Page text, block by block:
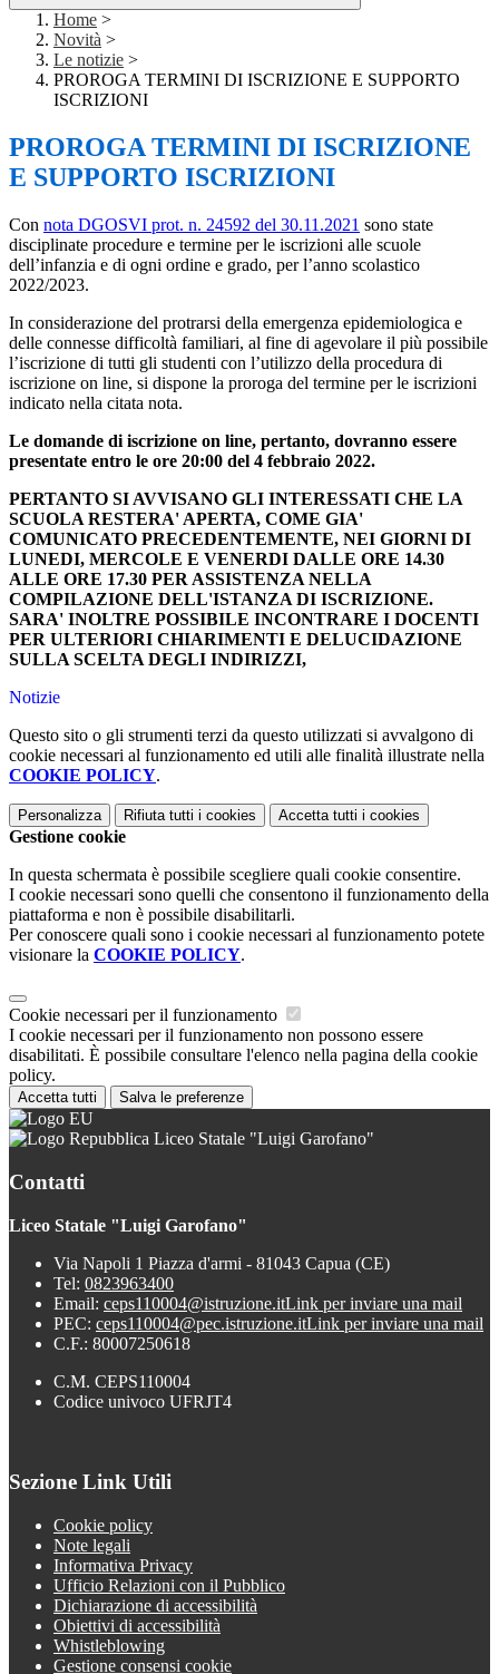
Home >
Novità >
Le notizie >
PROROGA TERMINI DI ISCRIZIONE E SUPPORTO
ISCRIZIONI
PROROGA TERMINI DI ISCRIZIONE
E SUPPORTO ISCRIZIONI
Con nota DGOSVI prot. n. 24592 del 30.11.2021 sono state
disciplinate procedure e termine per le iscrizioni alle scuole
dell’infanzia e di ogni ordine e grado, per l’anno scolastico
2022/2023.
In considerazione del protrarsi della emergenza epidemiologica e
delle connesse difficoltà familiari, al fine di agevolare il più possibile
l’iscrizione di tutti gli studenti con l’utilizzo della procedura di
iscrizione on line, si dispone la proroga del termine per le iscrizioni
indicato nella citata nota.
Le domande di iscrizione on line, pertanto, dovranno essere
presentate entro le ore 20:00 del 4 febbraio 2022.
PERTANTO SI AVVISANO GLI INTERESSATI CHE LA
SCUOLA RESTERA' APERTA, COME GIA'
COMUNICATO PRECEDENTEMENTE, NEI GIORNI DI
LUNEDI, MERCOLE E VENERDI DALLE ORE 14.30
ALLE ORE 17.30 PER ASSISTENZA NELLA
COMPILAZIONE DELL'ISTANZA DI ISCRIZIONE.
SARA' INOLTRE POSSIBILE INCONTRARE I DOCENTI
PER ULTERIORI CHIARIMENTI E DELUCIDAZIONE
SULLA SCELTA DEGLI INDIRIZZI,
Notizie
Questo sito o gli strumenti terzi da questo utilizzati si avvalgono di
cookie necessari al funzionamento ed utili alle finalità illustrate nella
COOKIE POLICY.
Personalizza Rifiuta tutti i cookies Accetta tutti i cookies
Gestione cookie
In questa schermata è possibile scegliere quali cookie consentire.
I cookie necessari sono quelli che consentono il funzionamento della
piattaforma e non è possibile disabilitarli.
Per conoscere quali sono i cookie necessari al funzionamento potete
visionare la COOKIE POLICY.
Cookie necessari per il funzionamento
I cookie necessari per il funzionamento non possono essere
disabilitati. È possibile consultare l'elenco nella pagina della cookie
policy.
Accetta tutti Salva le preferenze
Liceo Statale "Luigi Garofano"
Contatti
Liceo Statale "Luigi Garofano"
Via Napoli 1 Piazza d'armi - 81043 Capua (CE)
Tel: 0823963400
Email: ceps110004@istruzione.itLink per inviare una mail
PEC: ceps110004@pec.istruzione.itLink per inviare una mail
C.F.: 80007250618
C.M. CEPS110004
Codice univoco UFRJT4
Sezione Link Utili
Cookie policy
Note legali
Informativa Privacy
Ufficio Relazioni con il Pubblico
Dichiarazione di accessibilità
Obiettivi di accessibilità
Whistleblowing
Gestione consensi cookie